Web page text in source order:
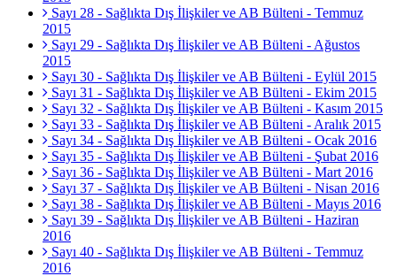
Sayı 28 - Sağlıkta Dış İlişkiler ve AB Bülteni - Temmuz
2015
Sayı 29 - Sağlıkta Dış İlişkiler ve AB Bülteni - Ağustos
2015
Sayı 30 - Sağlıkta Dış İlişkiler ve AB Bülteni - Eylül 2015
Sayı 31 - Sağlıkta Dış İlişkiler ve AB Bülteni - Ekim 2015
Sayı 32 - Sağlıkta Dış İlişkiler ve AB Bülteni - Kasım 2015
Sayı 33 - Sağlıkta Dış İlişkiler ve AB Bülteni - Aralık 2015
Sayı 34 - Sağlıkta Dış İlişkiler ve AB Bülteni - Ocak 2016
Sayı 35 - Sağlıkta Dış İlişkiler ve AB Bülteni - Şubat 2016
Sayı 36 - Sağlıkta Dış İlişkiler ve AB Bülteni - Mart 2016
Sayı 37 - Sağlıkta Dış İlişkiler ve AB Bülteni - Nisan 2016
Sayı 38 - Sağlıkta Dış İlişkiler ve AB Bülteni - Mayıs 2016
Sayı 39 - Sağlıkta Dış İlişkiler ve AB Bülteni - Haziran
2016
Sayı 40 - Sağlıkta Dış İlişkiler ve AB Bülteni - Temmuz
2016